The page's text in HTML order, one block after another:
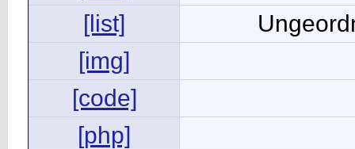
[list]
[img]
[code]
[php]